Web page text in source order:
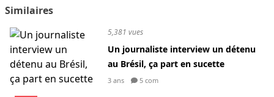
Similaires
5,381 vues
Un journaliste interview un détenu
au Brésil, ça part en sucette
3 ans 5 com